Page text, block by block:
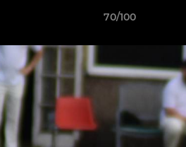
70/100